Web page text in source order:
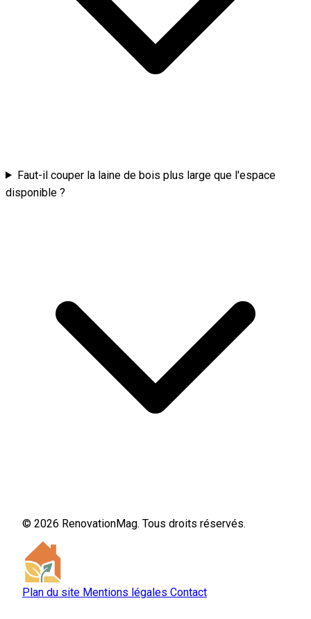
Faut-il couper la laine de bois plus large que l'espace
disponible ?
© 2026 RenovationMag. Tous droits réservés.
Plan du site Mentions légales Contact